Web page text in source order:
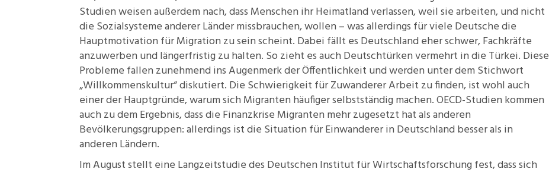
Studien weisen außerdem nach, dass Menschen ihr Heimatland verlassen, weil sie arbeiten, und nicht
die Sozialsysteme anderer Länder missbrauchen, wollen – was allerdings für viele Deutsche die
Hauptmotivationfür Migration zu sein scheint. Dabei fällt es Deutschland eher schwer, Fachkräfte
anzuwerben undlängerfristig zu halten. So zieht es auchDeutschtürkenvermehrt in die Türkei. Diese
Probleme fallen zunehmend ins Augenmerk der Öffentlichkeit und werden unter dem Stichwort
„Willkommenskultur“diskutiert. Die Schwierigkeit für Zuwanderer Arbeit zu finden, ist wohl auch
einer der Hauptgründe, warum sich Migranten häufigerselbstständigmachen. OECD-Studien kommen
auch zu dem Ergebnis, dass die Finanzkrise Migranten mehr zugesetzt hat als anderen
Bevölkerungsgruppen: allerdings ist die Situationfür Einwanderer in Deutschland besser als in
anderen Ländern.
Im August stellt eine Langzeitstudiedes Deutschen Institut für Wirtschaftsforschung fest, dass sich